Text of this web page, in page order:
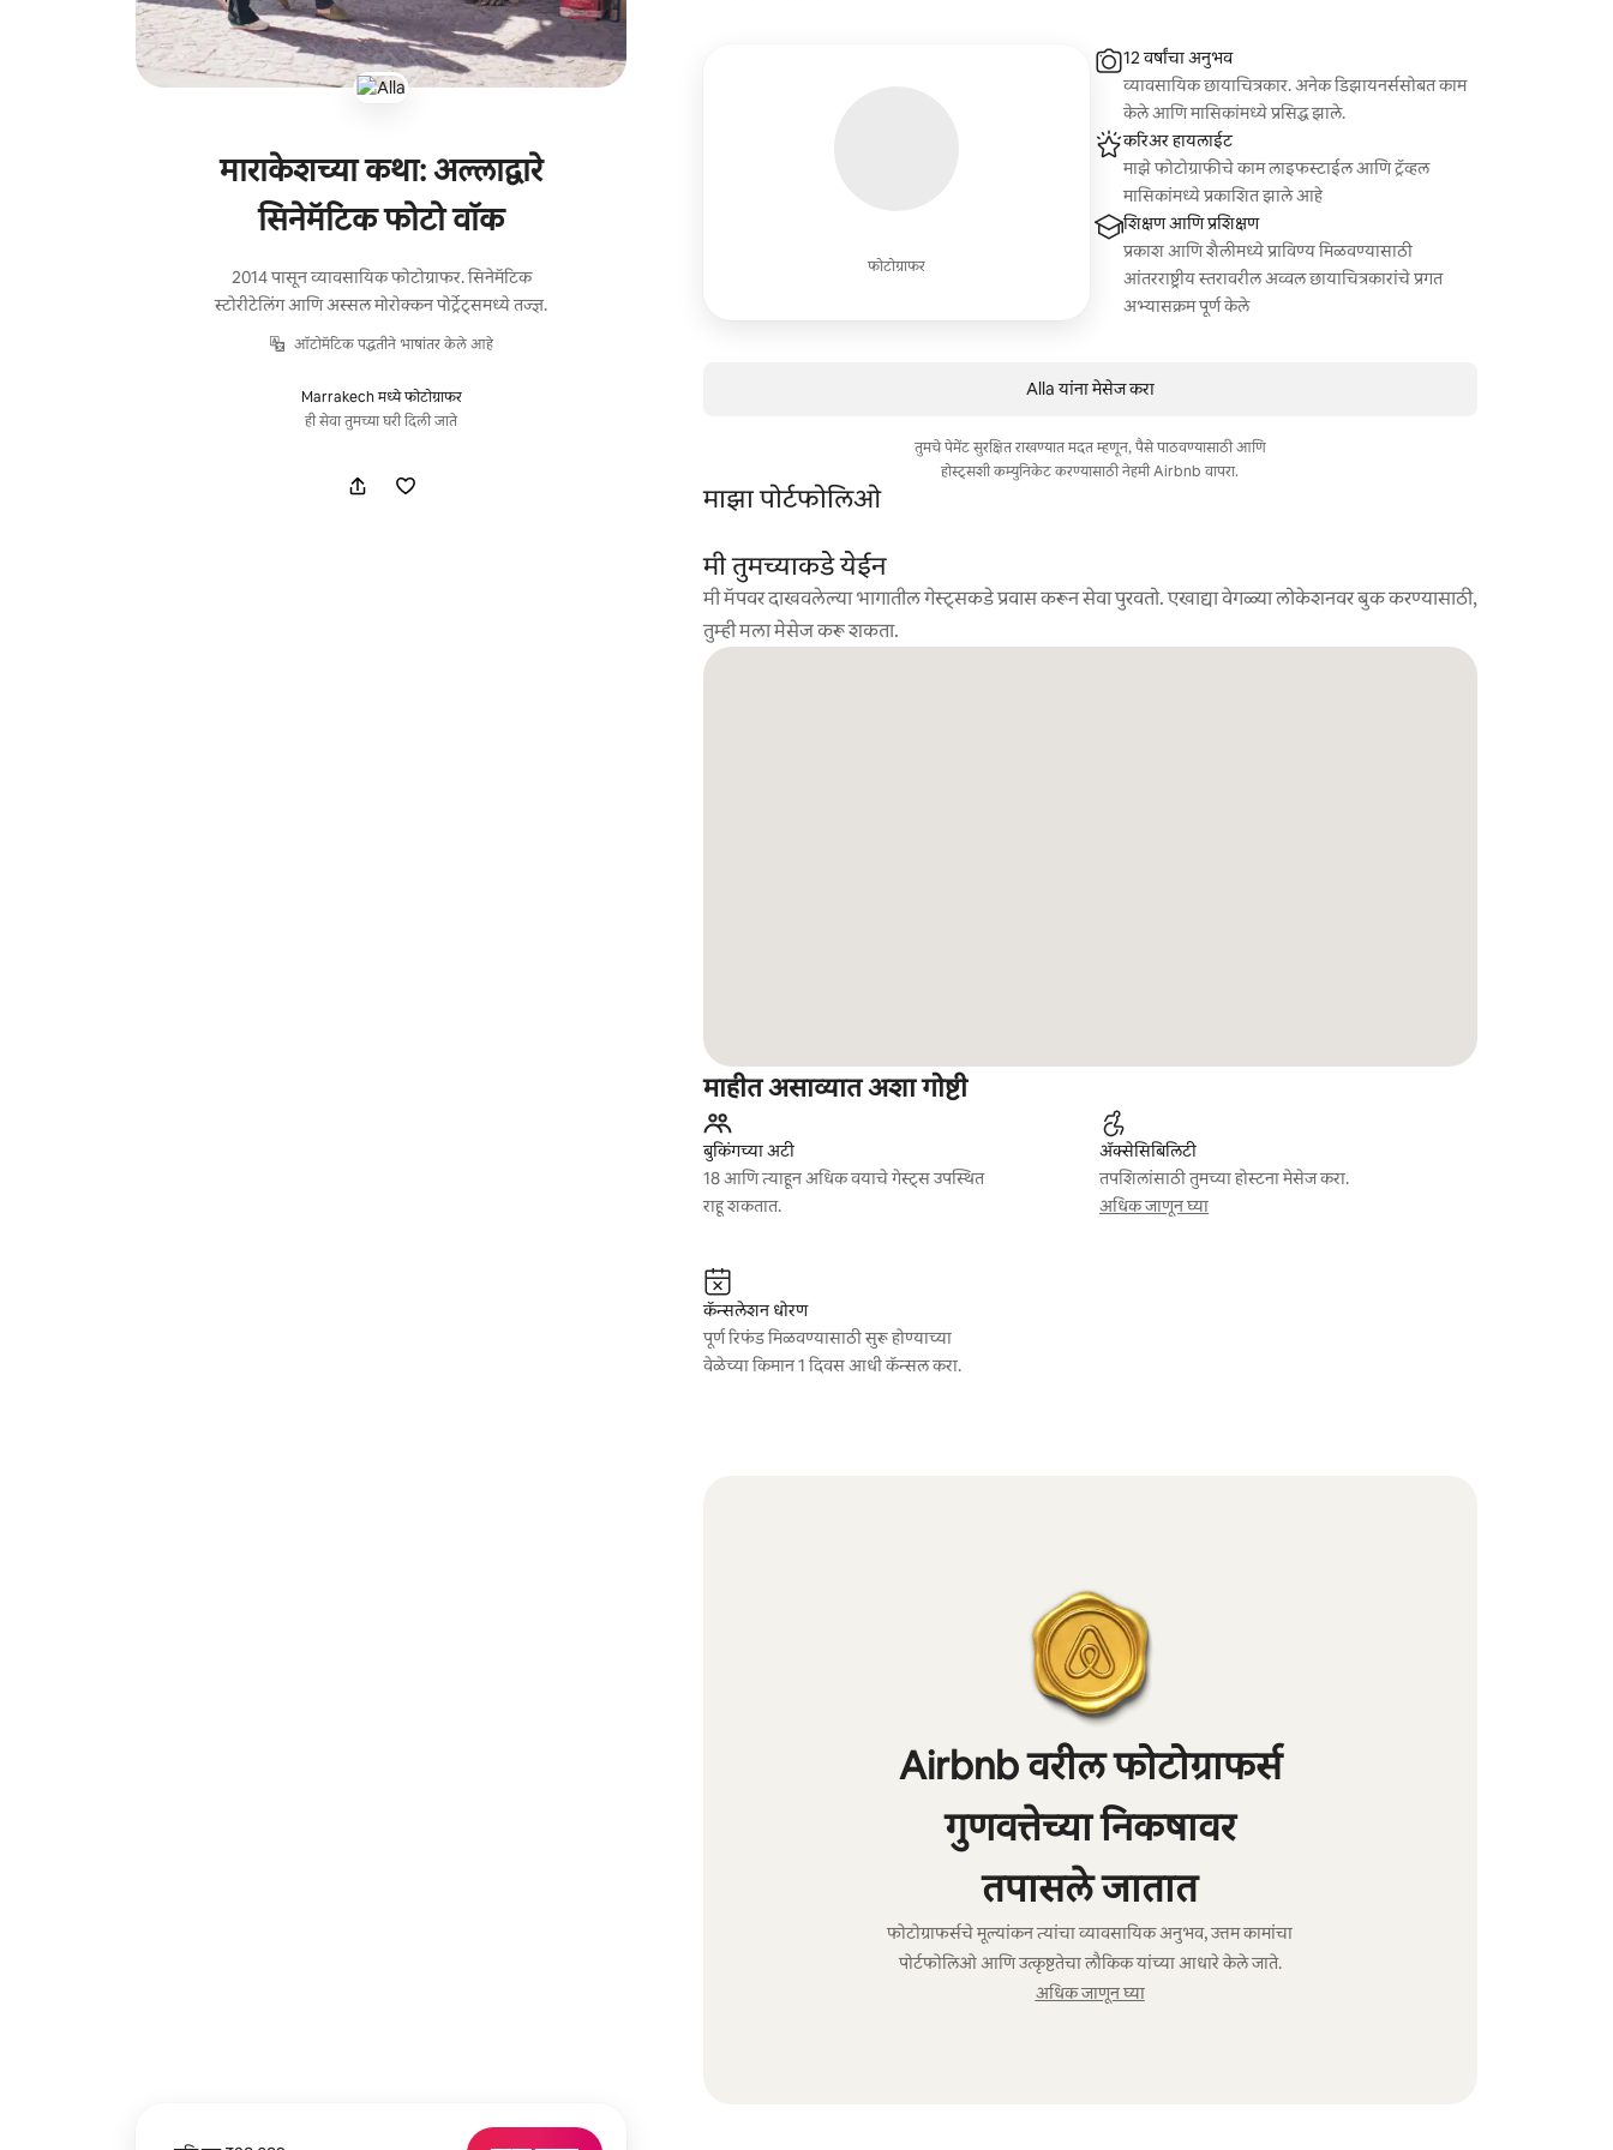
माराकेशच्या कथा: अल्लाद्वारे
सिनेमॅटिक फोटो वॉक
2014 पासून व्यावसायिक फोटोग्राफर. सिनेमॅटिक
स्टोरीटेलिंग आणि अस्सल मोरोक्कन पोर्ट्रेट्समध्ये तज्ज्ञ.
ऑटोमॅटिक पद्धतीने भाषांतर केले आहे
Marrakech मध्ये फोटोग्राफर
ही सेवा तुमच्या घरी दिली जाते
फोटोग्राफर
12 वर्षांचा अनुभव
व्यावसायिक छायाचित्रकार. अनेक डिझायनर्ससोबत काम
केले आणि मासिकांमध्ये प्रसिद्ध झाले.
करिअर हायलाईट
माझे फोटोग्राफीचे काम लाइफस्टाईल आणि ट्रॅव्हल
मासिकांमध्ये प्रकाशित झाले आहे
शिक्षण आणि प्रशिक्षण
प्रकाश आणि शैलीमध्ये प्राविण्य मिळवण्यासाठी
आंतरराष्ट्रीय स्तरावरील अव्वल छायाचित्रकारांचे प्रगत
अभ्यासक्रम पूर्ण केले
Alla यांना मेसेज करा
तुमचे पेमेंट सुरक्षित राखण्यात मदत म्हणून, पैसे पाठवण्यासाठी आणि
होस्ट्सशी कम्युनिकेट करण्यासाठी नेहमी Airbnb वापरा.
माझा पोर्टफोलिओ
मी तुमच्याकडे येईन
मी मॅपवर दाखवलेल्या भागातील गेस्ट्सकडे प्रवास करून सेवा पुरवतो. एखाद्या वेगळ्या लोकेशनवर बुक करण्यासाठी,
तुम्ही मला मेसेज करू शकता.
माहीत असाव्यात अशा गोष्टी
बुकिंगच्या अटी
18 आणि त्याहून अधिक वयाचे गेस्ट्स उपस्थित
राहू शकतात.
ॲक्सेसिबिलिटी
तपशिलांसाठी तुमच्या होस्टना मेसेज करा.
अधिक जाणून घ्या
कॅन्सलेशन धोरण
पूर्ण रिफंड मिळवण्यासाठी सुरू होण्याच्या
वेळेच्या किमान 1 दिवस आधी कॅन्सल करा.
Airbnb वरील फोटोग्राफर्स
गुणवत्तेच्या निकषावर
तपासले जातात
फोटोग्राफर्सचे मूल्यांकन त्यांचा व्यावसायिक अनुभव, उत्तम कामांचा
पोर्टफोलिओ आणि उत्कृष्टतेचा लौकिक यांच्या आधारे केले जाते.
अधिक जाणून घ्या